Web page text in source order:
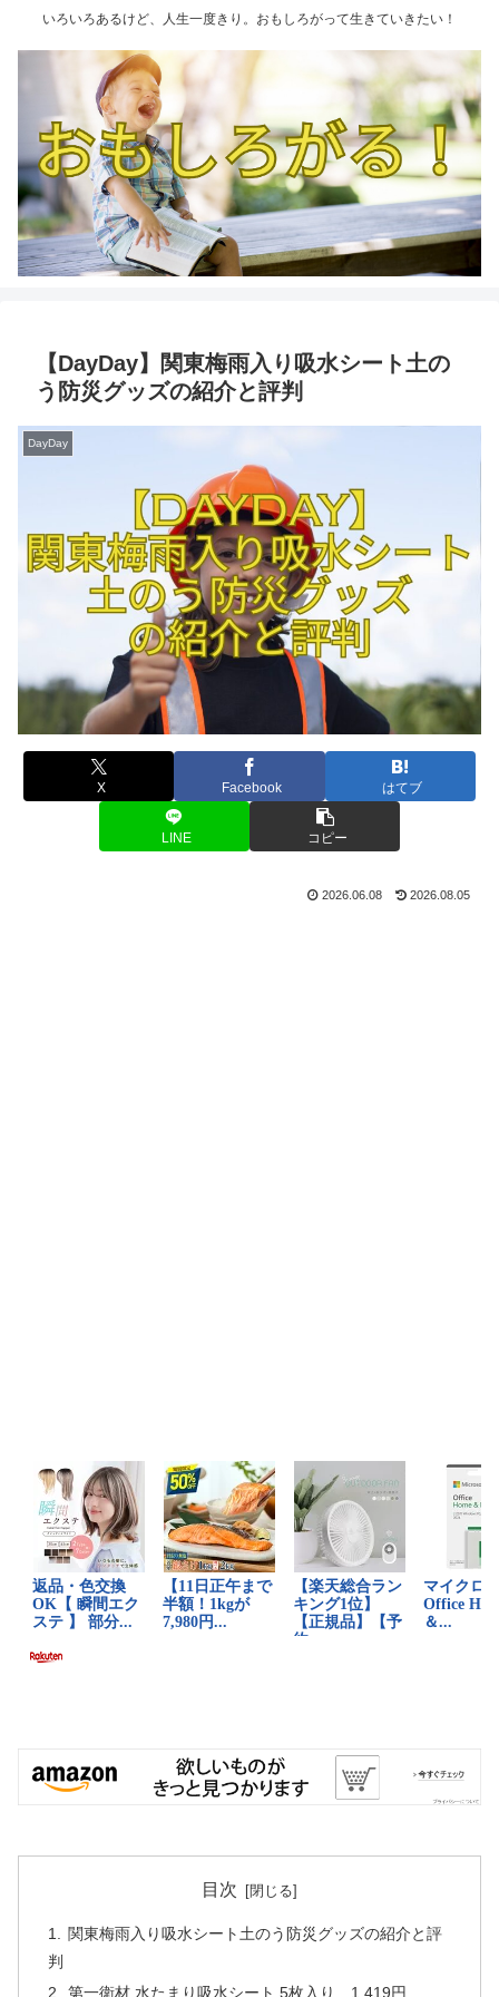
いろいろあるけど、人生一度きり。おもしろがって生きていきたい！
【DayDay】関東梅雨入り吸水シート土の
う防災グッズの紹介と評判
DayDay
X Facebook はてブ
LINE コピー
2026.06.08 2026.08.05
目次
関東梅雨入り吸水シート土のう防災グッズの紹介と評
判
第一衛材 水たまり吸水シート 5枚入り 1,419円